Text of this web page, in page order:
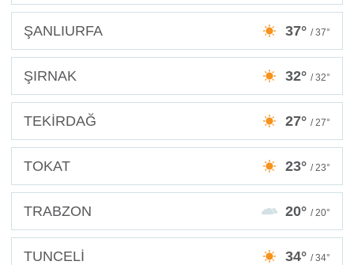
ŞANLIURFA 37° / 37°
ŞIRNAK 32° / 32°
TEKİRDAĞ 27° / 27°
TOKAT 23° / 23°
TRABZON 20° / 20°
TUNCELİ 34° / 34°